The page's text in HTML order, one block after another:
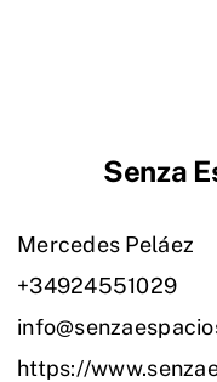
Senza
Mercedes Peláez
+34924551029
https://